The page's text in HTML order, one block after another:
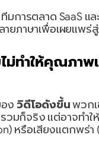
ทีมการตลาด SaaS
ายภาษาเพื่อเผยแพร่
ม่ทำให้คุณภา
ง วิดีโอดังขึ้น พวกเ
วมก็จริง แต่อาจทำ
หรือเสียงแตกพร่า